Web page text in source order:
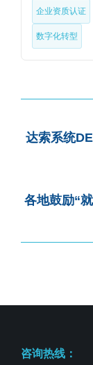
企业资质认证
数字化转型
达索系统
各地鼓励“
咨询热线：